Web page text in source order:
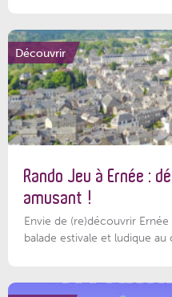
Découvrir
Rando Jeu à Ernée :
amusant !
Envie de (re)découvrir
balade estivale et ludique au